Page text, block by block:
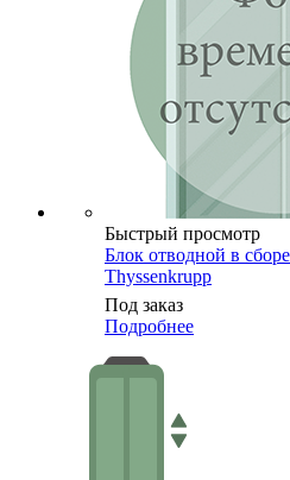
Быстрый просмотр
Блок отводной в
Thyssenkrupp
Под заказ
Подробнее